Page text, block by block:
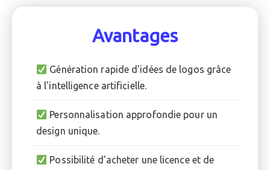
Avantages
Génération rapide d'idées de logos grâce
à l'intelligence artificielle.
Personnalisation approfondie pour un
design unique.
Possibilité d'acheter une licence et de